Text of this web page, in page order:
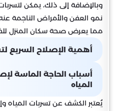
وبالإضافة إلى ذلك، يمكن
نمو العفن والأمراض الناجمة
مما يعرض صحة سكان المنزل
أهمية الإصلاح السريع
أسباب الحاجة الماسة
المياه
يُعتبر الكشف عن تسربات المياه